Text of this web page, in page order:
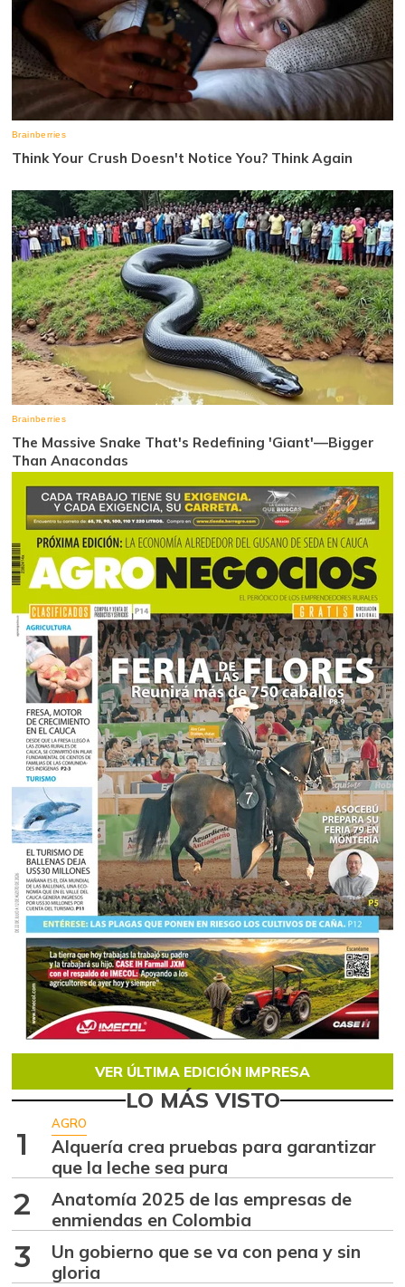
VER ÚLTIMA EDICIÓN IMPRESA
LO MÁS VISTO
1
AGRO
Alquería crea pruebas para garantizar
que la leche sea pura
2
Anatomía 2025 de las empresas de
enmiendas en Colombia
3
Un gobierno que se va con pena y sin
gloria